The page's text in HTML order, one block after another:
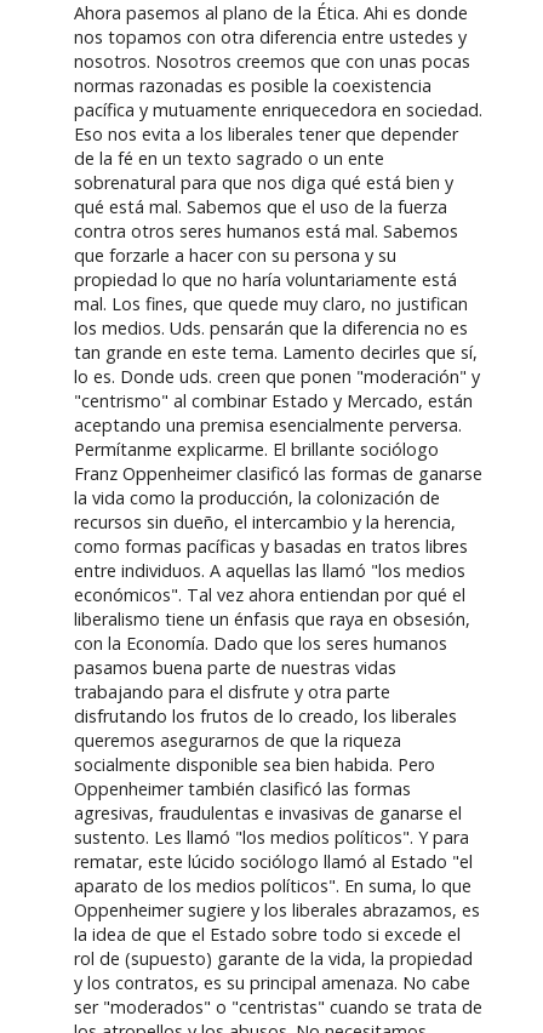
Ahora pasemos al plano de la Ética. Ahi es donde
nos topamos con otra diferencia entre ustedes y
nosotros. Nosotros creemos que con unas pocas
normas razonadas es posible la coexistencia
pacífica y mutuamente enriquecedora en sociedad.
Eso nos evita a los liberales tener que depender
de la fé en un texto sagrado o un ente
sobrenatural para que nos diga qué está bien y
qué está mal. Sabemos que el uso de la fuerza
contra otros seres humanos está mal. Sabemos
que forzarle a hacer con su persona y su
propiedad lo que no haría voluntariamente está
mal. Los fines, que quede muy claro, no justifican
los medios. Uds. pensarán que la diferencia no es
tan grande en este tema. Lamento decirles que sí,
lo es. Donde uds. creen que ponen "moderación" y
"centrismo" al combinar Estado y Mercado, están
aceptando una premisa esencialmente perversa.
Permítanme explicarme. El brillante sociólogo
Franz Oppenheimer clasificó las formas de ganarse
la vida como la producción, la colonización de
recursos sin dueño, el intercambio y la herencia,
como formas pacíficas y basadas en tratos libres
entre individuos. A aquellas las llamó "los medios
económicos". Tal vez ahora entiendan por qué el
liberalismo tiene un énfasis que raya en obsesión,
con la Economía. Dado que los seres humanos
pasamos buena parte de nuestras vidas
trabajando para el disfrute y otra parte
disfrutando los frutos de lo creado, los liberales
queremos asegurarnos de que la riqueza
socialmente disponible sea bien habida. Pero
Oppenheimer también clasificó las formas
agresivas, fraudulentas e invasivas de ganarse el
sustento. Les llamó "los medios políticos". Y para
rematar, este lúcido sociólogo llamó al Estado "el
aparato de los medios políticos". En suma, lo que
Oppenheimer sugiere y los liberales abrazamos, es
la idea de que el Estado sobre todo si excede el
rol de (supuesto) garante de la vida, la propiedad
y los contratos, es su principal amenaza. No cabe
ser "moderados" o "centristas" cuando se trata de